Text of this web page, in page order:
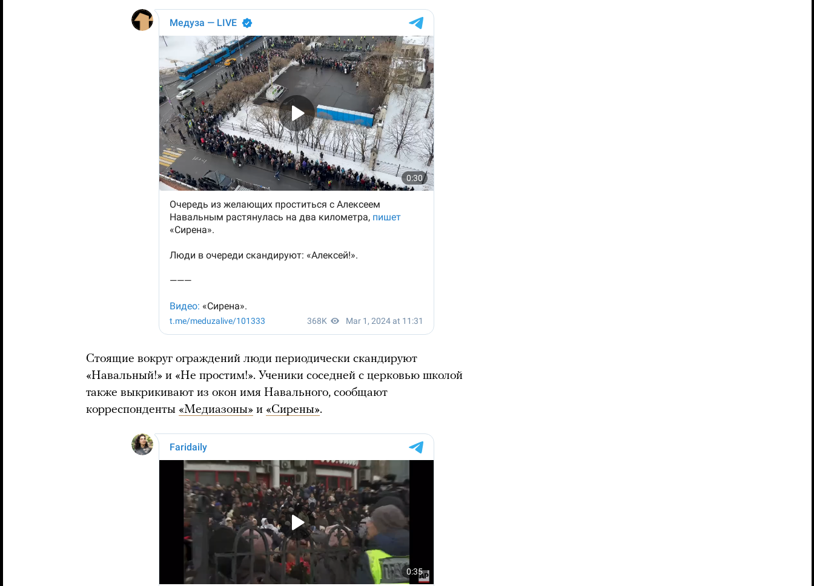
Стоящие вокруг ограждений люди периодически скандируют
«Навальный!» и «Не простим!». Ученики соседней с церковью школой
также выкрикивают из окон имя Навального, сообщают
корреспонденты «Медиазоны» и «Сирены».